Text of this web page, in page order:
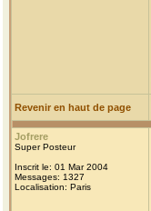
Revenir en haut de page
Jofrere
Super Posteur
Inscrit le: 01 Mar 2004
Messages: 1327
Localisation: Paris